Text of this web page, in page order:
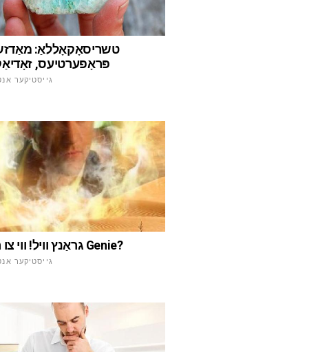
טשריסאָקאָללאַ:
פּראָפּערטיעס,
גייסטיקער
גראַנץ וויל! ווי צו רופן די Genie?
גייסטיקער